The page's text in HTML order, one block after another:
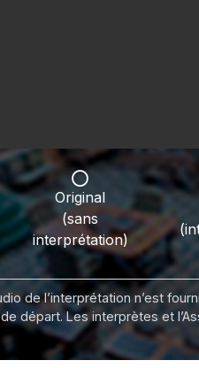
Original
(sans
interprétation)
de l’interprétation n’est
départ. Les interprètes et